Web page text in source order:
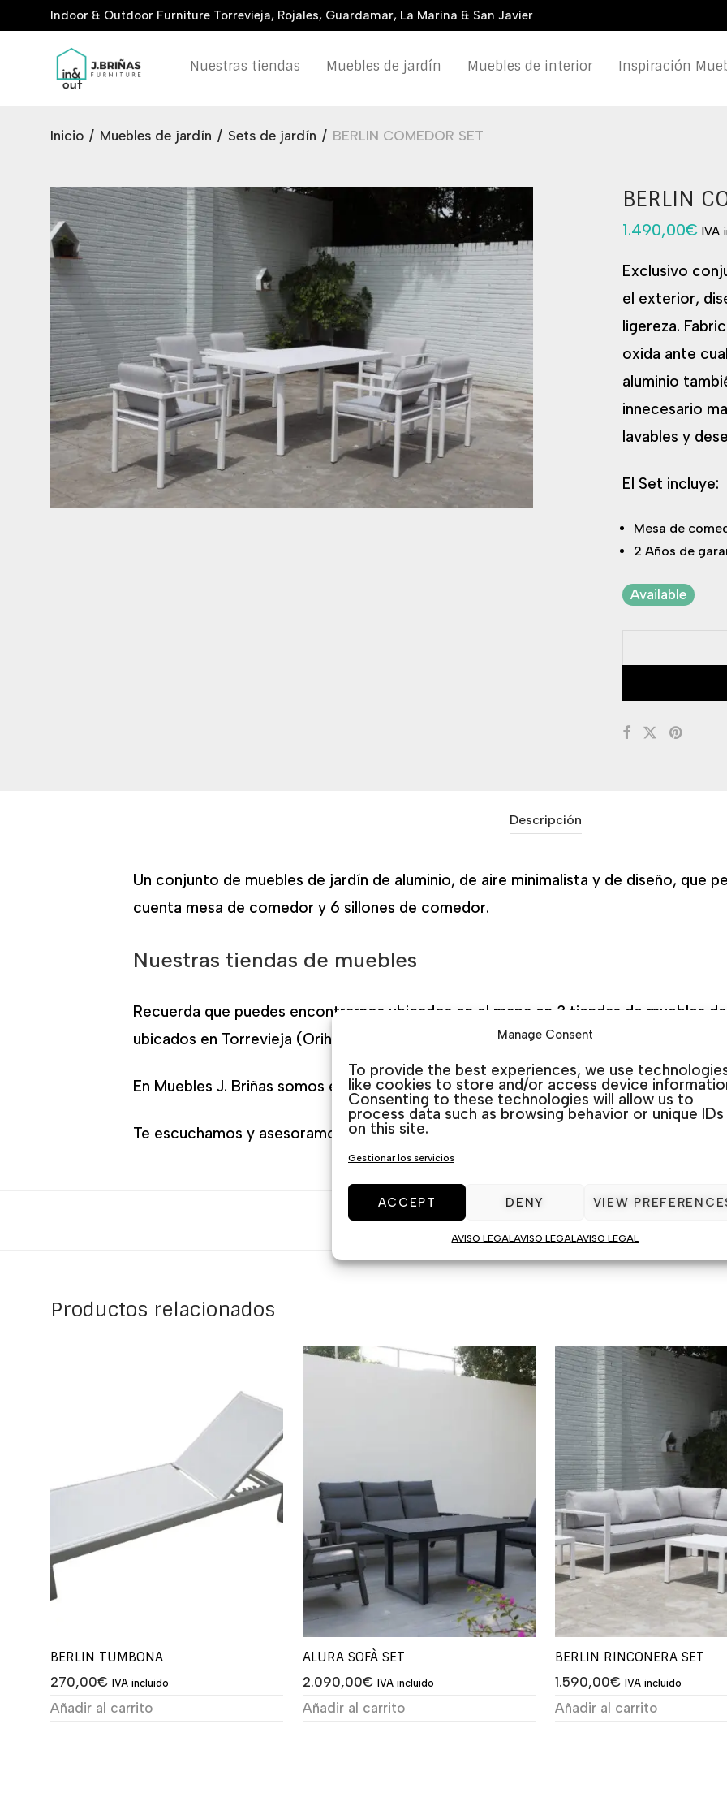
Manage Consent
To provide the best experiences, we use
like cookies to store and/or access device
Consenting to these technologies will allow us to
process data such as browsing behavior or unique IDs
on this site.
Gestionar los servicios
ACCEPT DENY VIEW
AVISO LEGALAVISO LEGALAVISO LEGAL
Indoor & Outdoor Furniture Torrevieja, Rojales, Guardamar, La Marina & San Javier
Nuestras tiendas Muebles de jardín Muebles de interior Inspiración
Inicio / Muebles de jardín / Sets de jardín / BERLIN COMEDOR SET
BERLIN
1.490,00€ IVA
Exclusivo
el exterior,
ligereza.
oxida ante
aluminio
innecesario
lavables y
El Set incluye:
Mesa de
2 Años de
Available
Descripción
Un conjunto de muebles de jardín de aluminio, de aire minimalista y de diseño, que
cuenta mesa de comedor y 6 sillones de comedor.
Nuestras tiendas de muebles
Recuerda que puedes encontrarnos ubicados en el mapa en 3 tiendas de muebles
ubicados en Torrevieja (Orihuela Costa), Rojales (Ciudad Quesada) y Guardamar
En Muebles J. Briñas somos especialistas en decoración, sofás y muebles de
Te escuchamos y asesoramos para escoger la mejor opción para tu espacio.
Categorías:
Productos relacionados
BERLIN TUMBONA
270,00€ IVA incluido
Añadir al carrito
ALURA SOFÀ SET
2.090,00€ IVA incluido
Añadir al carrito
BERLIN RINCONERA SET
1.590,00€ IVA incluido
Añadir al carrito